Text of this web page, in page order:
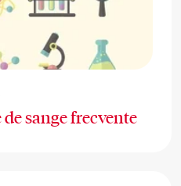
sange frecvente